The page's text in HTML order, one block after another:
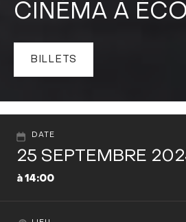
CINÉMA À
BILLETS
DATE
25 SEPTEMBRE
à 14:00